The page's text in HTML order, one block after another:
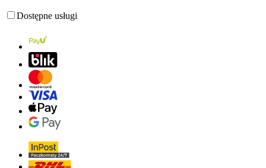
Dostępne usługi